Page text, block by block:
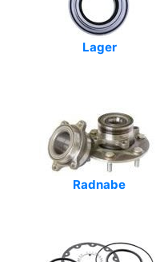
Lager
Radnabe